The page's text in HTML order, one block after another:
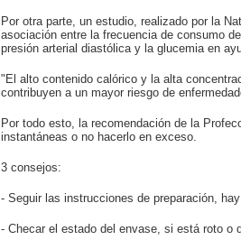
Por otra parte, un estudio, realizado por la
asociación entre la frecuencia de consumo
presión arterial diastólica y la glucemia en
"El alto contenido calórico y la alta
contribuyen a un mayor riesgo de
Por todo esto, la recomendación de la
instantáneas o no hacerlo en exceso.
3 consejos:
- Seguir las instrucciones de preparación,
- Checar el estado del envase, si está roto o